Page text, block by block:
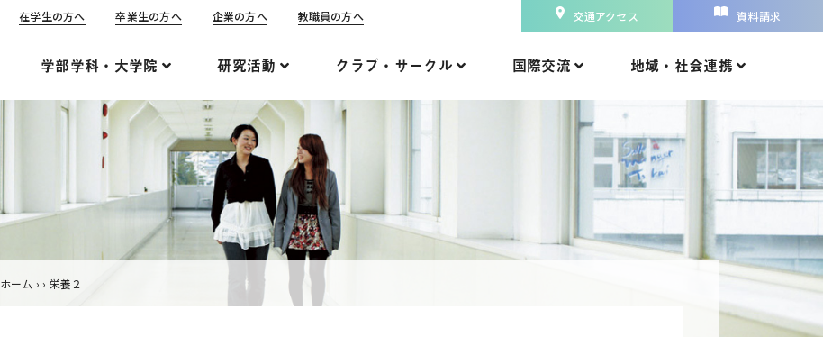
在学生の方へ 卒業生の方へ 企業の方へ 教職員の方へ 交通アクセス 資料請求
学部学科・大学院 研究活動 クラブ・サークル 国際交流 地域・社会連携
ホーム ›› 栄養２